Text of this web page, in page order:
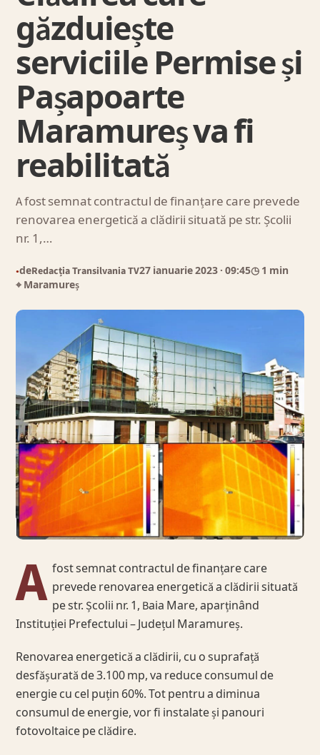
găzduiește
serviciile Permise și
Pașapoarte
Maramureș va fi
reabilitată
A fost semnat contractul de finanțare care prevede
renovarea energetică a clădirii situată pe str. Școlii
nr. 1,…
●deRedacția Transilvania TV27 ianuarie 2023 · 09:45◷ 1 min
⌖ Maramureș
A fost semnat contractul de finanțare care
prevede renovarea energetică a clădirii situată
pe str. Școlii nr. 1, Baia Mare, aparținând
Instituției Prefectului – Județul Maramureș.
Renovarea energetică a clădirii, cu o suprafață
desfășurată de 3.100 mp, va reduce consumul de
energie cu cel puțin 60%. Tot pentru a diminua
consumul de energie, vor fi instalate și panouri
fotovoltaice pe clădire.